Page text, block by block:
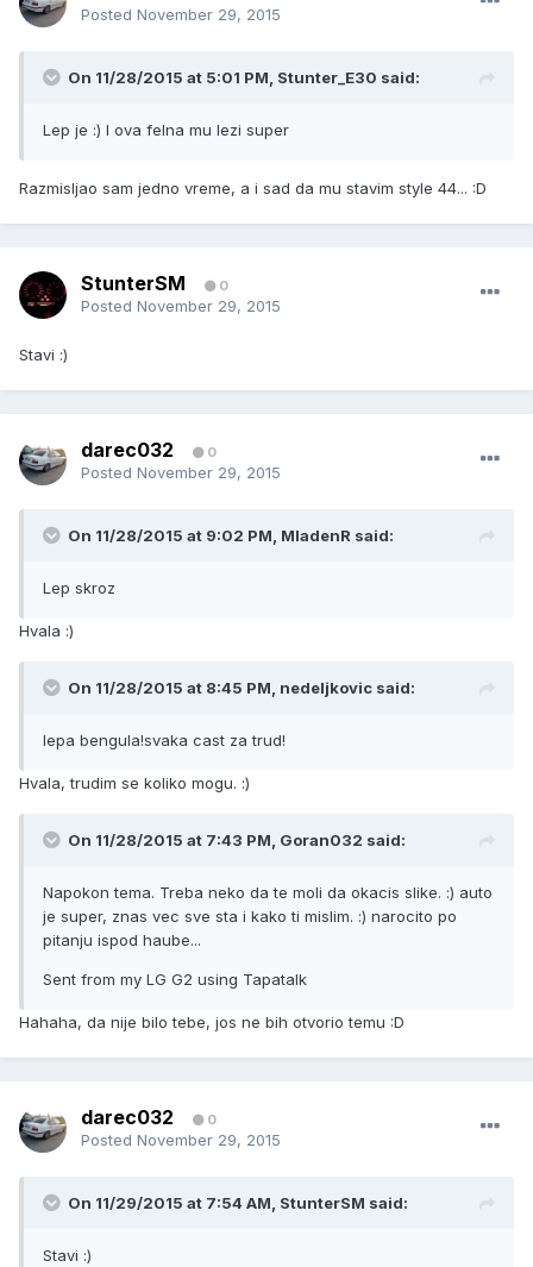
Posted November 29, 2015
On 11/28/2015 at 5:01 PM, Stunter_E30 said:
Lep je :) I ova felna mu lezi super
Razmisljao sam jedno vreme, a i sad da mu stavim style 44... :D
StunterSM 0
Posted November 29, 2015
Stavi :)
darec032 0
Posted November 29, 2015
On 11/28/2015 at 9:02 PM, MladenR said:
Lep skroz
Hvala :)
On 11/28/2015 at 8:45 PM, nedeljkovic said:
lepa bengula!svaka cast za trud!
Hvala, trudim se koliko mogu. :)
On 11/28/2015 at 7:43 PM, Goran032 said:
Napokon tema. Treba neko da te moli da okacis slike. :) auto
je super, znas vec sve sta i kako ti mislim. :) narocito po
pitanju ispod haube...
Sent from my LG G2 using Tapatalk
Hahaha, da nije bilo tebe, jos ne bih otvorio temu :D
darec032 0
Posted November 29, 2015
On 11/29/2015 at 7:54 AM, StunterSM said:
Stavi :)